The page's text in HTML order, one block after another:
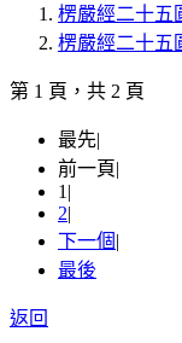
楞嚴經二十五
楞嚴經二十五
第 1 頁，共 2 頁
最先|
前一頁|
1 |
2|
下一個|
最後
返回